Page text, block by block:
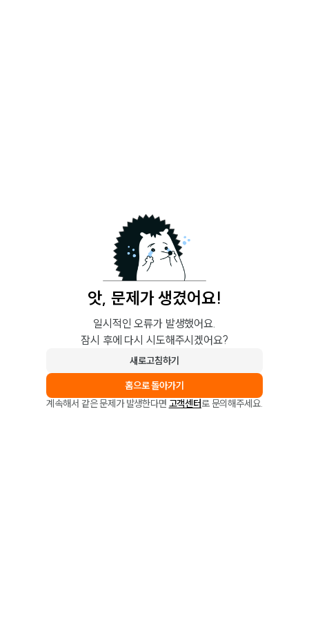
앗, 문제가 생겼어요!
일시적인 오류가 발생했어요.
잠시 후에 다시 시도해주시겠어요?
새로고침하기
홈으로 돌아가기
계속해서 같은 문제가 발생한다면 고객센터로 문의해주세요.